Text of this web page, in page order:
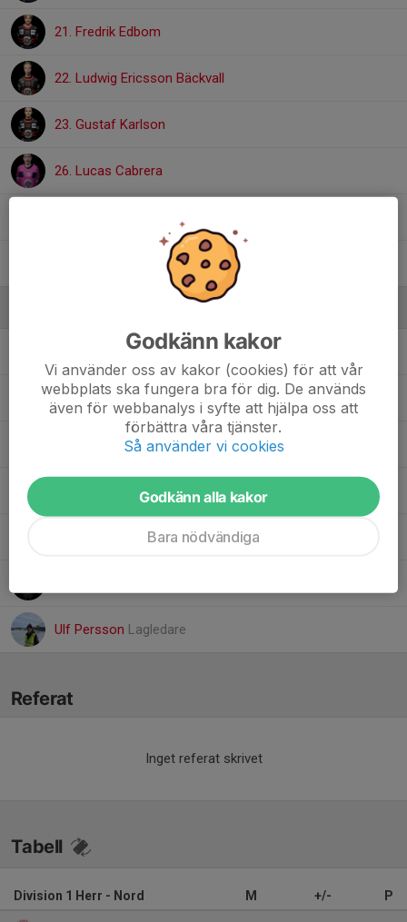
21. Fredrik Edbom
22. Ludwig Ericsson Bäckvall
23. Gustaf Karlson
26. Lucas Cabrera
80. Anton Jörnåker 10
Aleksander LjöstadLedare
Bengt Jörnåker Fotograf/slipare
Tränare
Magnus Chröisty Ledare
Slipare
Ulf Persson Lagledare
Referat
Inget referat skrivet
Tabell
Division 1 Herr - Nord M +/- P
Godkänn kakor
Vi använder oss av kakor (cookies) för att vår
webbplats ska fungera bra för dig. De används
även för webbanalys i syfte att hjälpa oss att
förbättra våra tjänster.
Så använder vi cookies
Godkänn alla kakor
Bara nödvändiga